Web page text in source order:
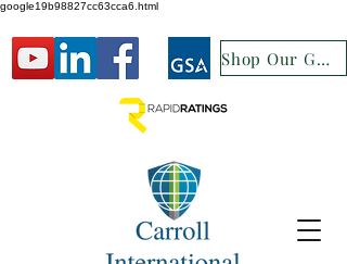
google19b98827cc63cca6.html
Shop Our GSA